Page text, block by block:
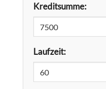
Kreditsumme:
Laufzeit: